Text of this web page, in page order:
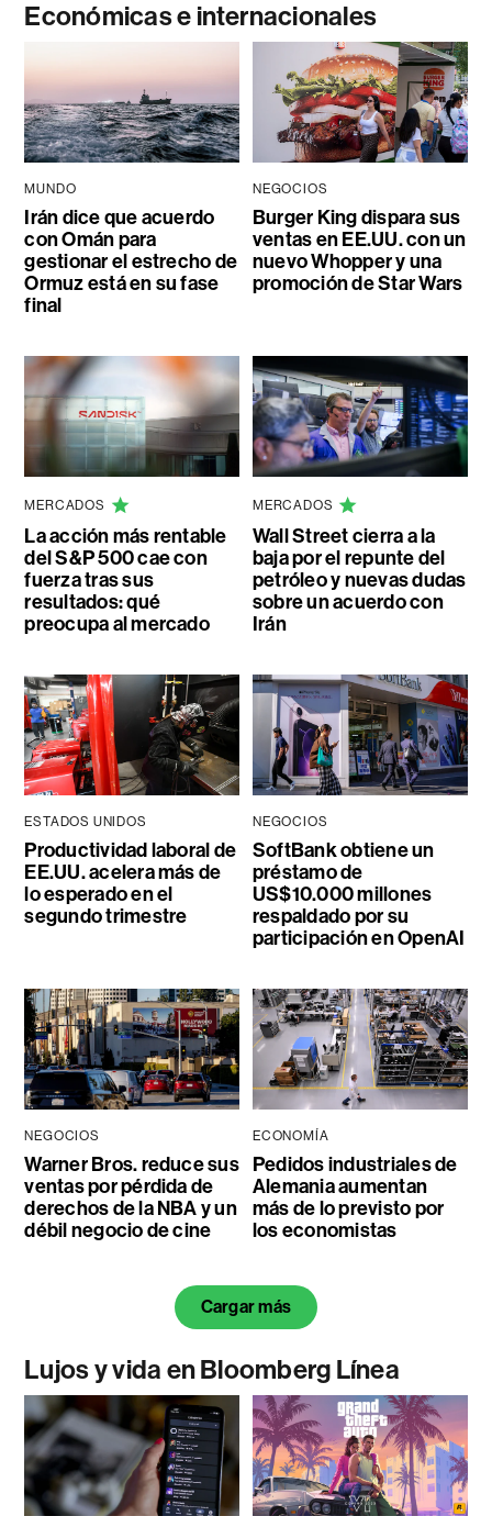
Económicas e internacionales
MUNDO
Irán dice que acuerdo
con Omán para
gestionar el estrecho de
Ormuz está en su fase
final
NEGOCIOS
Burger King dispara sus
ventas en EE.UU. con un
nuevo Whopper y una
promoción de Star Wars
MERCADOS
La acción más rentable
del S&P 500 cae con
fuerza tras sus
resultados: qué
preocupa al mercado
MERCADOS
Wall Street cierra a la
baja por el repunte del
petróleo y nuevas dudas
sobre un acuerdo con
Irán
ESTADOS UNIDOS
Productividad laboral de
EE.UU. acelera más de
lo esperado en el
segundo trimestre
NEGOCIOS
SoftBank obtiene un
préstamo de
US$10.000 millones
respaldado por su
participación en OpenAI
NEGOCIOS
Warner Bros. reduce sus
ventas por pérdida de
derechos de la NBA y un
débil negocio de cine
ECONOMÍA
Pedidos industriales de
Alemania aumentan
más de lo previsto por
los economistas
Cargar más
Lujos y vida en Bloomberg Línea